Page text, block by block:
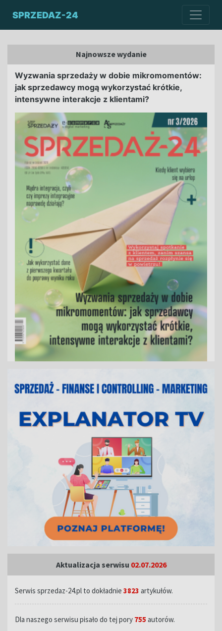
SPRZEDAZ-24
Najnowsze wydanie
Wyzwania sprzedaży w dobie mikromomentów:
jak sprzedawcy mogą wykorzystać krótkie,
intensywne interakcje z klientami?
Aktualizacja serwisu 02.07.2026
Serwis sprzedaz-24.pl to dokładnie 3823 artykułów.
Dla naszego serwisu pisało do tej pory 755 autorów.